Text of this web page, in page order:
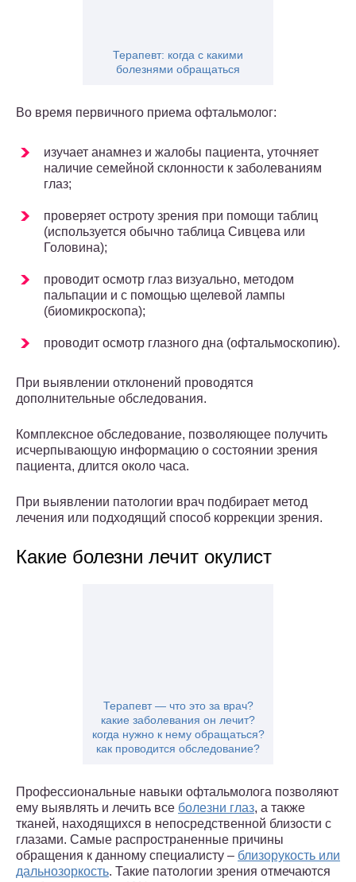
Терапевт: когда с какими
болезнями обращаться
Во время первичного приема офтальмолог:
изучает анамнез и жалобы пациента, уточняет
наличие семейной склонности к заболеваниям
глаз;
проверяет остроту зрения при помощи таблиц
(используется обычно таблица Сивцева или
Головина);
проводит осмотр глаз визуально, методом
пальпации и с помощью щелевой лампы
(биомикроскопа);
проводит осмотр глазного дна (офтальмоскопию).
При выявлении отклонений проводятся
дополнительные обследования.
Комплексное обследование, позволяющее получить
исчерпывающую информацию о состоянии зрения
пациента, длится около часа.
При выявлении патологии врач подбирает метод
лечения или подходящий способ коррекции зрения.
Какие болезни лечит окулист
Терапевт — что это за врач?
какие заболевания он лечит?
когда нужно к нему обращаться?
как проводится обследование?
Профессиональные навыки офтальмолога позволяют
ему выявлять и лечить все болезни глаз, а также
тканей, находящихся в непосредственной близости с
глазами. Самые распространенные причины
обращения к данному специалисту – близорукость или
дальнозоркость. Такие патологии зрения отмечаются